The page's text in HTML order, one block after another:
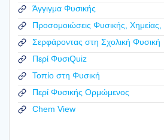
Άγγιγμα Φυσικής
Προσομοιώσεις Φυσικής, Χημείας,
Σερφάροντας στη Σχολική Φυσική
Περί ΦυσιQuiz
Τοπίο στη Φυσική
Περί Φυσικής Ορμώμενος
Chem View